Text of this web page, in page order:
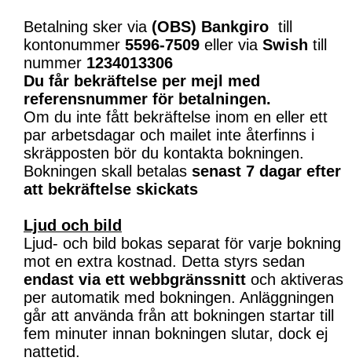
Betalning sker via (OBS) Bankgiro till
kontonummer 5596-7509 eller via Swish till
nummer 1234013306
Du får bekräftelse per mejl med
referensnummer för betalningen.
Om du inte fått bekräftelse inom en eller ett
par arbetsdagar och mailet inte återfinns i
skräpposten bör du kontakta bokningen.
Bokningen skall betalas senast 7 dagar efter
att bekräftelse skickats
Ljud och bild
Ljud- och bild bokas separat för varje bokning
mot en extra kostnad. Detta styrs sedan
endast via ett webbgränssnitt och aktiveras
per automatik med bokningen. Anläggningen
går att använda från att bokningen startar till
fem minuter innan bokningen slutar, dock ej
nattetid.